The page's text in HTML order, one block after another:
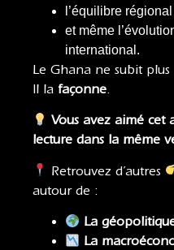
l’équilibre
et même
international.
Le Ghana ne subit
Il la façonne.
Vous avez aimé cet
lecture dans la même
Retrouvez d’autres
autour de :
La
La